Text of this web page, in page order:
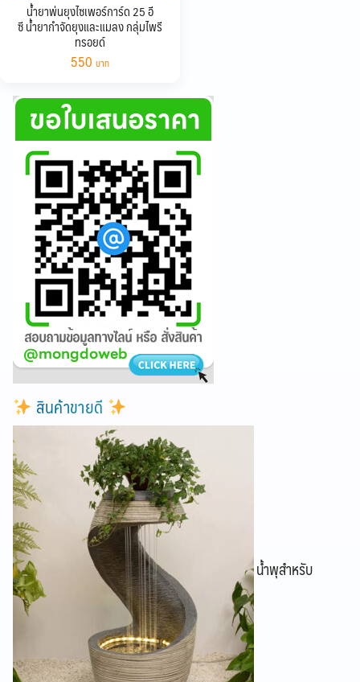
น้ำยาพ่นยุงไซเพอร์การ์ด 25 อี
ซี น้ำยากำจัดยุงและแมลง กลุ่มไพรี
ทรอยด์
550
สินค้าขายดี
น้ำพุสำหรับ